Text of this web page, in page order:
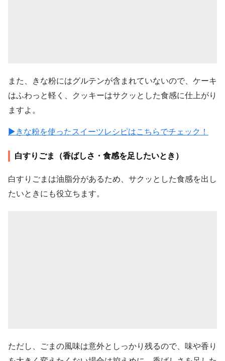
また、きな粉にはグルテンが含まれていないので、ケーキ
はふわっと軽く、クッキーはサクッとした食感に仕上がり
ますよ。
▶きな粉を使ったスイーツレシピはこちらでチェック！
白すりごま（香ばしさ・食感を足したいとき）
白すりごまは油脂分があるため、サクッとした食感を出し
たいときにも役立ちます。
ただし、ごまの風味は意外としっかり残るので、味や香り